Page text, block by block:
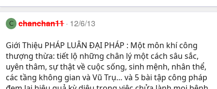
C chanchan11 12/6/13
Giới Thiệu PHÁP LUÂN ĐẠI PHÁP : Một môn khí công
thượng thừa: tiết lộ những chân lý một cách sâu sắc,
uyên thâm, sự thật về cuộc sống, sinh mệnh, nhân thể,
các tầng không gian và Vũ Trụ… và 5 bài tập công pháp